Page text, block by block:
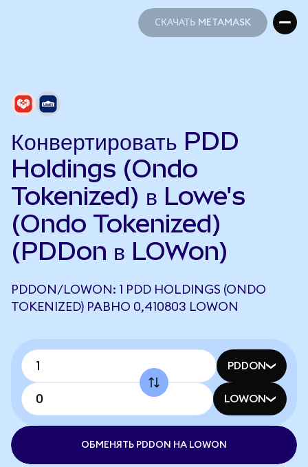
СКАЧАТЬ METAMASK
Конвертировать PDD
Holdings (Ondo
Tokenized) в Lowe's
(Ondo Tokenized)
(PDDon в LOWon)
PDDON/LOWON: 1 PDD HOLDINGS (ONDO
TOKENIZED) РАВНО 0,410803 LOWON
PDDON
LOWON
ОБМЕНЯТЬ PDDON НА LOWON